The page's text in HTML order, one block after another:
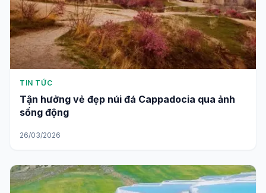
TIN TỨC
Tận hưởng vẻ đẹp núi đá Cappadocia qua ảnh
sống động
26/03/2026